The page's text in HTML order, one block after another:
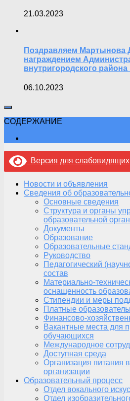
21.03.2023
Поздравляем Мартынова
награждением
внутригородского района
06.10.2023
СОДЕРЖАНИЕ
Версия для слабовидящих
Новости и объявления
Сведения об
Основные сведения
Структура и органы
образовательной
Документы
Образование
Образовательные
Руководство
Педагогический
состав
Материально-
оснащенность
Стипендии и меры
Платные
Финансово-
Вакантные места для
обучающихся
Международное
Доступная среда
Организация питания
организации
Образовательный процесс
Отдел вокального
Отдел